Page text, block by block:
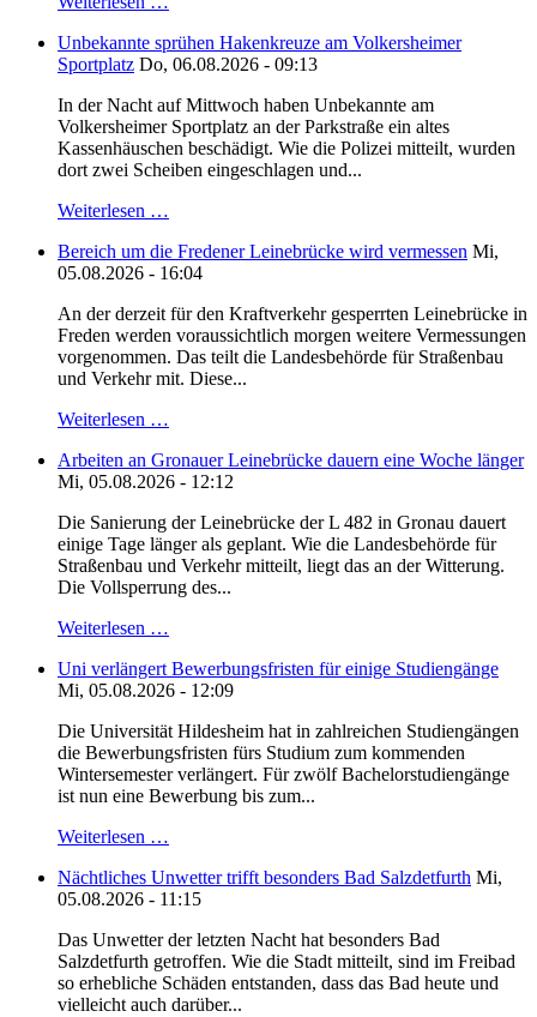
Unbekannte sprühen Hakenkreuze am Volkersheimer
Sportplatz Do, 06.08.2026 - 09:13
In der Nacht auf Mittwoch haben Unbekannte am
Volkersheimer Sportplatz an der Parkstraße ein altes
Kassenhäuschen beschädigt. Wie die Polizei mitteilt, wurden
dort zwei Scheiben eingeschlagen und...
Weiterlesen …
Bereich um die Fredener Leinebrücke wird vermessen Mi,
05.08.2026 - 16:04
An der derzeit für den Kraftverkehr gesperrten Leinebrücke in
Freden werden voraussichtlich morgen weitere Vermessungen
vorgenommen. Das teilt die Landesbehörde für Straßenbau
und Verkehr mit. Diese...
Weiterlesen …
Arbeiten an Gronauer Leinebrücke dauern eine Woche länger
Mi, 05.08.2026 - 12:12
Die Sanierung der Leinebrücke der L 482 in Gronau dauert
einige Tage länger als geplant. Wie die Landesbehörde für
Straßenbau und Verkehr mitteilt, liegt das an der Witterung.
Die Vollsperrung des...
Weiterlesen …
Uni verlängert Bewerbungsfristen für einige Studiengänge
Mi, 05.08.2026 - 12:09
Die Universität Hildesheim hat in zahlreichen Studiengängen
die Bewerbungsfristen fürs Studium zum kommenden
Wintersemester verlängert. Für zwölf Bachelorstudiengänge
ist nun eine Bewerbung bis zum...
Weiterlesen …
Nächtliches Unwetter trifft besonders Bad Salzdetfurth Mi,
05.08.2026 - 11:15
Das Unwetter der letzten Nacht hat besonders Bad
Salzdetfurth getroffen. Wie die Stadt mitteilt, sind im Freibad
so erhebliche Schäden entstanden, dass das Bad heute und
vielleicht auch darüber...